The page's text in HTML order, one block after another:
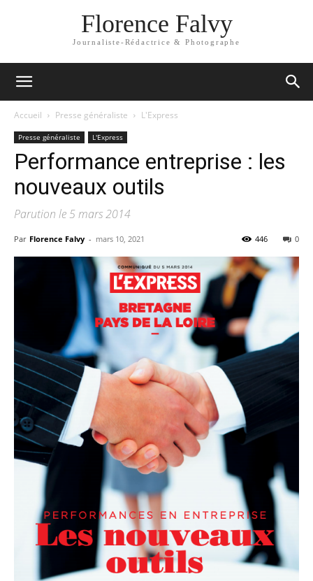
Florence Falvy
Journaliste-Rédactrice & Photographe
Accueil Presse généraliste L'Express
Presse généraliste L'Express
Performance entreprise : les
nouveaux outils
Parution le 5 mars 2014
Par Florence Falvy - mars 10, 2021 0
446